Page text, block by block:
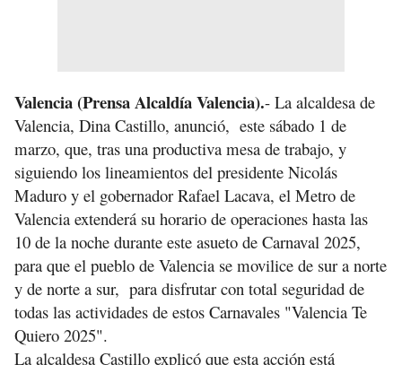
Valencia (Prensa Alcaldía Valencia).- La alcaldesa de
Valencia, Dina Castillo, anunció, este sábado 1 de
marzo, que, tras una productiva mesa de trabajo, y
siguiendo los lineamientos del presidente Nicolás
Maduro y el gobernador Rafael Lacava, el Metro de
Valencia extenderá su horario de operaciones hasta las
10 de la noche durante este asueto de Carnaval 2025,
para que el pueblo de Valencia se movilice de sur a norte
y de norte a sur, para disfrutar con total seguridad de
todas las actividades de estos Carnavales "Valencia Te
Quiero 2025".
La alcaldesa Castillo explicó que esta acción está